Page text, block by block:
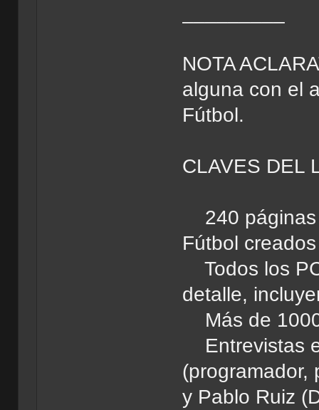
NOTA
alguna con el
Fútbol.
CLAVES DEL
240 páginas
Fútbol
Todos los
detalle,
Más de
Entrevistas
(programador,
y Pablo Ruiz